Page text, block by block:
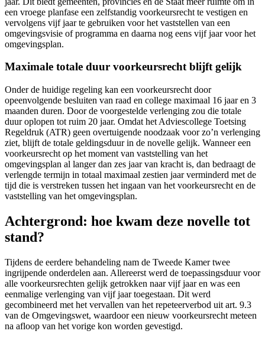
een vroege planfase een zelfstandig voorkeursrecht te vestigen en
vervolgens vijf jaar te gebruiken voor het vaststellen van een
omgevingsvisie of programma en daarna nog eens vijf jaar voor het
omgevingsplan.
Maximale totale duur voorkeursrecht blijft gelijk
Onder de huidige regeling kan een voorkeursrecht door
opeenvolgende besluiten van raad en college maximaal 16 jaar en 3
maanden duren. Door de voorgestelde verlenging zou die totale
duur oplopen tot ruim 20 jaar. Omdat het Adviescollege Toetsing
Regeldruk (ATR) geen overtuigende noodzaak voor zo’n verlenging
ziet, blijft de totale geldingsduur in de novelle gelijk. Wanneer een
voorkeursrecht op het moment van vaststelling van het
omgevingsplan al langer dan zes jaar van kracht is, dan bedraagt de
verlengde termijn in totaal maximaal zestien jaar verminderd met de
tijd die is verstreken tussen het ingaan van het voorkeursrecht en de
vaststelling van het omgevingsplan.
Achtergrond: hoe kwam deze novelle tot
stand?
Tijdens de eerdere behandeling nam de Tweede Kamer twee
ingrijpende onderdelen aan. Allereerst werd de toepassingsduur voor
alle voorkeursrechten gelijk getrokken naar vijf jaar en was een
eenmalige verlenging van vijf jaar toegestaan. Dit werd
gecombineerd met het vervallen van het repeteerverbod uit art. 9.3
van de Omgevingswet, waardoor een nieuw voorkeursrecht meteen
na afloop van het vorige kon worden gevestigd.